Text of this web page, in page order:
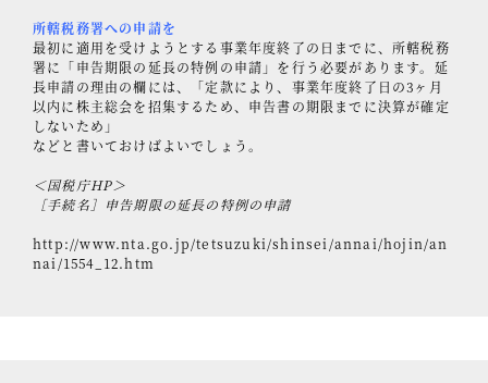
所轄税務署への申請を
最初に適用を受けようとする事業年度終了の日までに、所轄税務
署に「申告期限の延長の特例の申請」を行う必要があります。延
長申請の理由の欄には、「定款により、事業年度終了日の3ヶ月
以内に株主総会を招集するため、申告書の期限までに決算が確定
しないため」
などと書いておけばよいでしょう。
＜国税庁HP＞
［手続名］申告期限の延長の特例の申請
http://www.nta.go.jp/tetsuzuki/shinsei/annai/hojin/an
nai/1554_12.htm